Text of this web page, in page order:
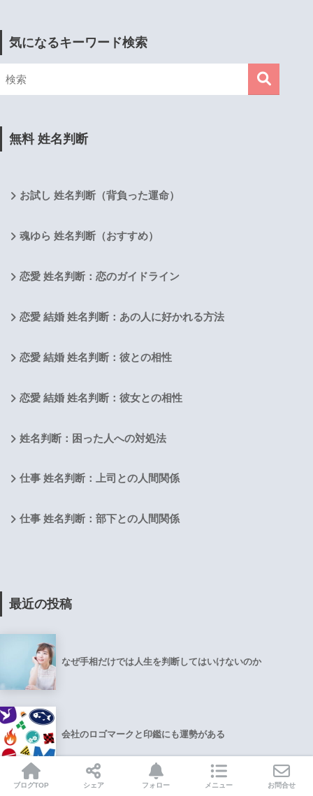
気になるキーワード検索
無料 姓名判断
お試し 姓名判断（背負った運命）
魂ゆら 姓名判断（おすすめ）
恋愛 姓名判断：恋のガイドライン
恋愛 結婚 姓名判断：あの人に好かれる方法
恋愛 結婚 姓名判断：彼との相性
恋愛 結婚 姓名判断：彼女との相性
姓名判断：困った人への対処法
仕事 姓名判断：上司との人間関係
仕事 姓名判断：部下との人間関係
最近の投稿
なぜ手相だけでは人生を判断してはいけないのか
会社のロゴマークと印鑑にも運勢がある
ブログTOP シェア フォロー メニュー お問合せ